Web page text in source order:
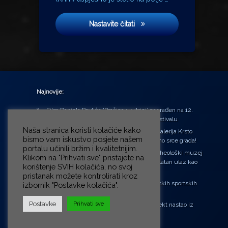
Nastavite čitatiZona sumraka
Najnovije:
Film Daniela Pavlića ‘Prašina u vitrini’ nagrađen na 12.
Green Montenegro International Film Festivalu
U središtu Petrinje otvorena obnovljena Galerija Krsto
Hegedušić: Kultura vraćena kući, u samo srce grada!
Od petka do nedjelje (31.7. – 2.8.2026.) Arheološki muzej
u Zagrebu otvara vrata građanima: Besplatan ulaz kao
zaklon od toplinskog vala
‘Ni med cvetjem ni pravice’ na Aleji hrvatskih sportskih
“Rubikova kocka – složi svoju priču”, projekt nastao iz
potrebe da se čuje glas djece!
Naša stranica koristi kolačiće kako
bismo vam iskustvo posjete našem
portalu učinili bržim i kvalitetnijim.
Klikom na "Prihvati sve" pristajete na
korištenje SVIH kolačića, no svoj
pristanak možete kontrolirati kroz
izbornik "Postavke kolačića".
Postavke Prihvati sve